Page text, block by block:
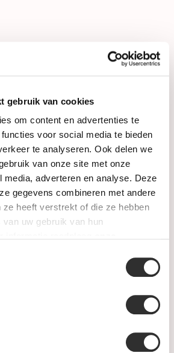
gebruik van cookies
om content en advertenties te
voor social media te bieden
te analyseren. Ook delen we
van onze site met onze
media, adverteren en analyse. Deze
gegevens combineren met andere
ze heeft verstrekt of die ze hebben
uw gebruik van hun